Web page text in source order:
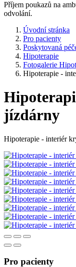
Příjem poukazů na
odvolání.
Úvodní stránka
Pro pacienty
Poskytovaná
Hipoterapie
Fotogalerie
Hipoterapie -
jízdárny
Hipoterapie - interiér
Pro pacienty